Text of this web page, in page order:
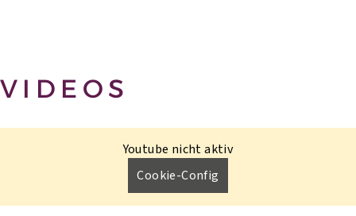
VIDEOS
Youtube nicht aktiv
Cookie-Config